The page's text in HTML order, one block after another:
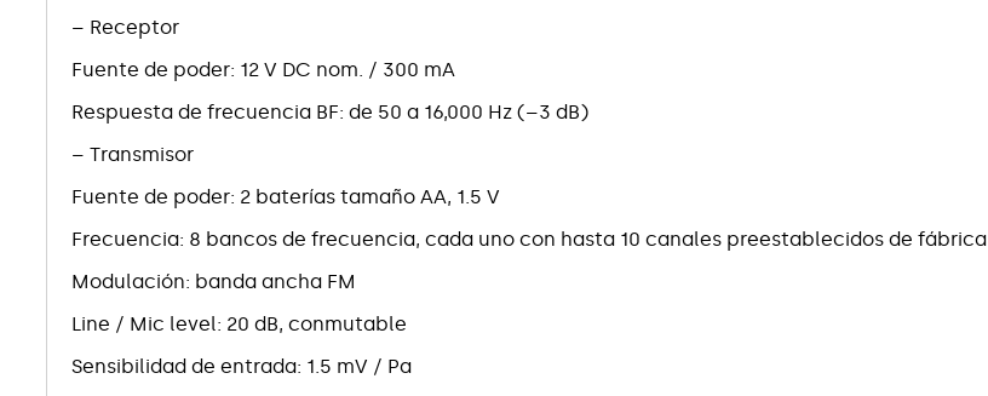
– Receptor
Fuente de poder: 12 V DC nom. / 300 mA
Respuesta de frecuencia BF: de 50 a 16,000 Hz (–3 dB)
– Transmisor
Fuente de poder: 2 baterías tamaño AA, 1.5 V
Frecuencia: 8 bancos de frecuencia, cada uno con hasta 10 canales preestablecidos de fábrica
Modulación: banda ancha FM
Line / Mic level: 20 dB, conmutable
Sensibilidad de entrada: 1.5 mV / Pa